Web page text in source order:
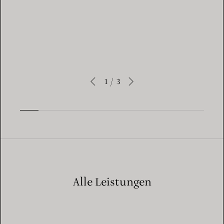
1 / 3
Alle Leistungen